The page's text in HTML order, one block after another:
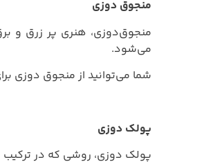
منجوق‌ دوزی
منجوق‌دوزی، هنری پر زرق و
می‌شود.
شما می‌توانید از منجوق‌ دوزی
پولک‌ دوزی
پولک‌ دوزی، روشی که در ترکیب